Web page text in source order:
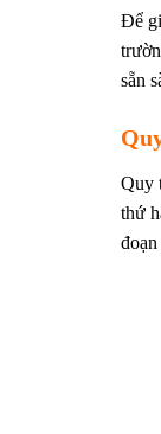
Để
sẵn
Quy
thứ